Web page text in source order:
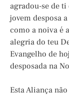
agradou-se de ti
jovem desposa
como a noiva é
alegria do teu
Evangelho de
desposada na
Esta Aliança